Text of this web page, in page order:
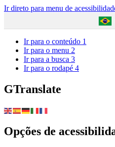
Ir direto para menu de
Ir para o conteúdo 1
Ir para o menu 2
Ir para a busca 3
Ir para o rodapé 4
GTranslate
Opções de